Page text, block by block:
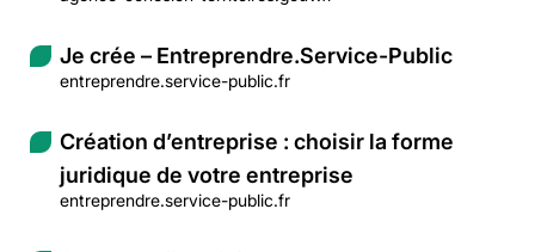
Je crée – Entreprendre.Service-Public
entreprendre.service-public.fr
Création d’entreprise : choisir la forme
juridique de votre entreprise
entreprendre.service-public.fr